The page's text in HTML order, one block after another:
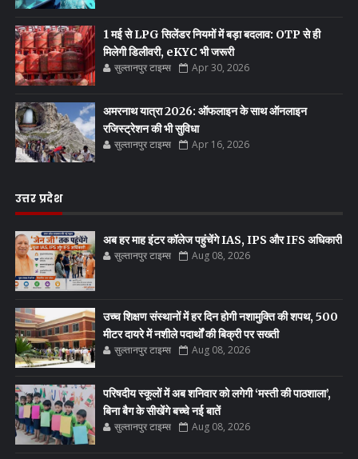
1 मई से LPG सिलेंडर नियमों में बड़ा बदलाव: OTP से ही
मिलेगी डिलीवरी, eKYC भी जरूरी
सुल्तानपुर टाइम्स Apr 30, 2026
अमरनाथ यात्रा 2026: ऑफलाइन के साथ ऑनलाइन
रजिस्ट्रेशन की भी सुविधा
सुल्तानपुर टाइम्स Apr 16, 2026
उत्तर प्रदेश
अब हर माह इंटर कॉलेज पहुंचेंगे IAS, IPS और IFS अधिकारी
सुल्तानपुर टाइम्स Aug 08, 2026
उच्च शिक्षण संस्थानों में हर दिन होगी नशामुक्ति की शपथ, 500
मीटर दायरे में नशीले पदार्थों की बिक्री पर सख्ती
सुल्तानपुर टाइम्स Aug 08, 2026
परिषदीय स्कूलों में अब शनिवार को लगेगी ‘मस्ती की पाठशाला’,
बिना बैग के सीखेंगे बच्चे नई बातें
सुल्तानपुर टाइम्स Aug 08, 2026